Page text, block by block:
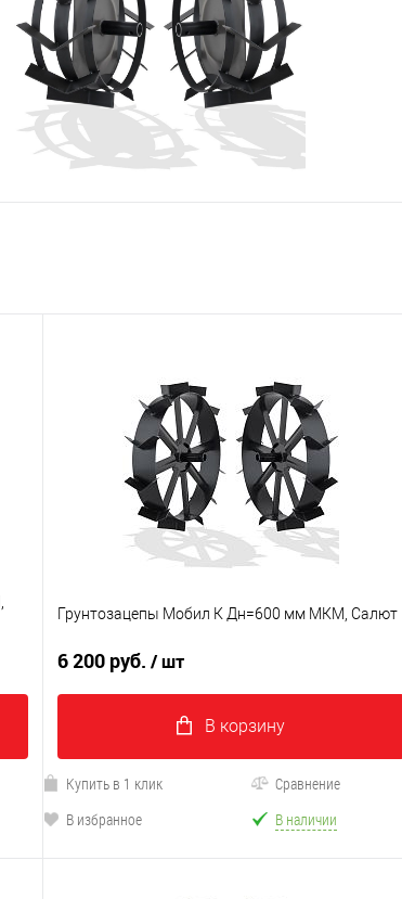
Грунтозацепы Мобил К Дн=600 мм МКМ, Салют
6 200 руб. / шт
В корзину
Купить в 1 клик
Сравнение
В избранное
В наличии